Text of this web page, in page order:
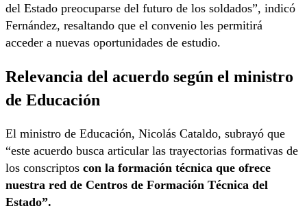
del Estado preocuparse del futuro de los soldados”, indicó
Fernández, resaltando que el convenio les permitirá
acceder a nuevas oportunidades de estudio.
Relevancia del acuerdo según el ministro
de Educación
El ministro de Educación, Nicolás Cataldo, subrayó que
“este acuerdo busca articular las trayectorias formativas de
los conscriptos con la formación técnica que ofrece
nuestra red de Centros de Formación Técnica del
Estado”.